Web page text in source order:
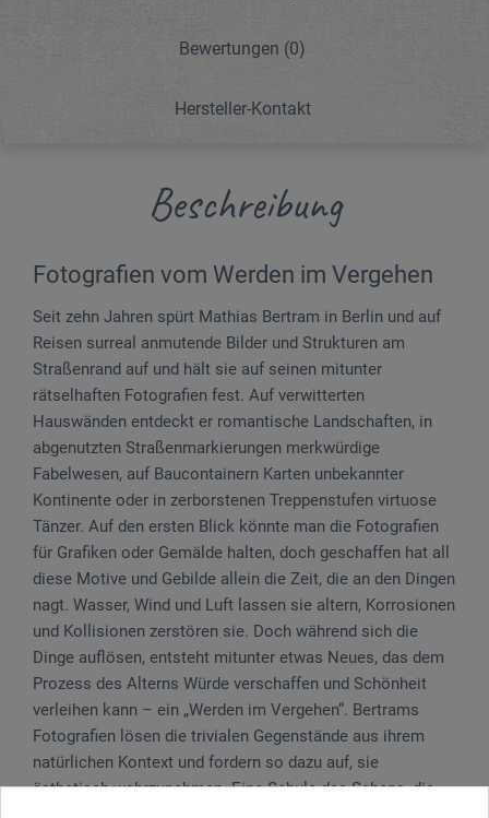
Bewertungen (0)
Hersteller-Kontakt
Beschreibung
Fotografien vom Werden im Vergehen
Seit zehn Jahren spürt Mathias Bertram in Berlin und auf
Reisen surreal anmutende Bilder und Strukturen am
Straßenrand auf und hält sie auf seinen mitunter
rätselhaften Fotografien fest. Auf verwitterten
Hauswänden entdeckt er romantische Landschaften, in
abgenutzten Straßenmarkierungen merkwürdige
Fabelwesen, auf Baucontainern Karten unbekannter
Kontinente oder in zerborstenen Treppenstufen virtuose
Tänzer. Auf den ersten Blick könnte man die Fotografien
für Grafiken oder Gemälde halten, doch geschaffen hat all
diese Motive und Gebilde allein die Zeit, die an den Dingen
nagt. Wasser, Wind und Luft lassen sie altern, Korrosionen
und Kollisionen zerstören sie. Doch während sich die
Dinge auflösen, entsteht mitunter etwas Neues, das dem
Prozess des Alterns Würde verschaffen und Schönheit
verleihen kann – ein „Werden im Vergehen“. Bertrams
Fotografien lösen die trivialen Gegenstände aus ihrem
natürlichen Kontext und fordern so dazu auf, sie
ästhetisch wahrzunehmen. Eine Schule des Sehens, die